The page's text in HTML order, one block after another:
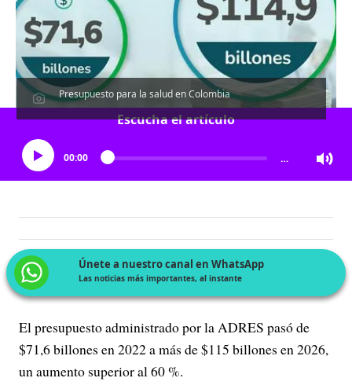
Presupuesto para la salud en Colombia
Escucha el artículo
00:00 …
Únete a nuestro canal en WhatsApp
Las noticias más importantes, al instante
El presupuesto administrado por la ADRES pasó de
$71,6 billones en 2022 a más de $115 billones en 2026,
un aumento superior al 60 %.